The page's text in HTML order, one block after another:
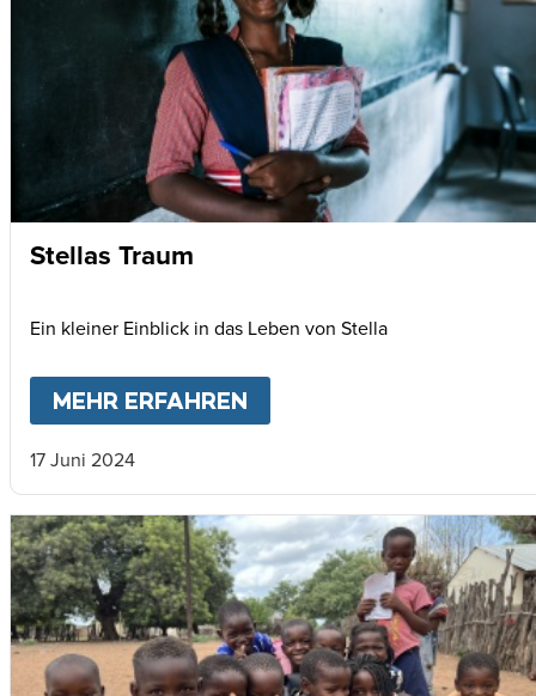
Stellas Traum
Ein kleiner Einblick in das Leben von Stella
MEHR ERFAHREN
17 Juni 2024